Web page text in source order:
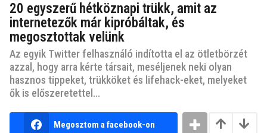
20 egyszerű hétköznapi trükk, amit az
internetezők már kipróbáltak, és
megosztottak velünk
Az egyik Twitter felhasználó indította el az ötletbörzét
azzal, hogy arra kérte társait, meséljenek neki olyan
hasznos tippeket, trükköket és lifehack-eket, melyeket
ők is előszeretettel...
Megosztom a facebook-on